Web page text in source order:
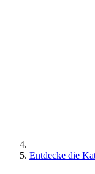
Entdecke die